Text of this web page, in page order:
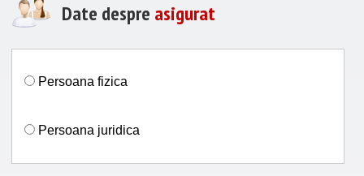
Date despre asigurat
Persoana fizica
Persoana juridica